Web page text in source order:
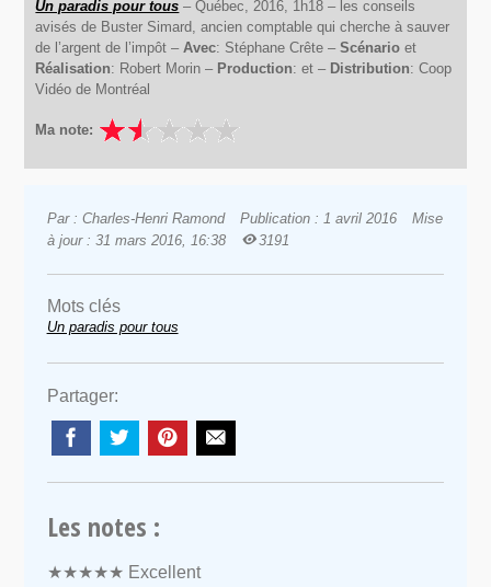
Un paradis pour tous – Québec, 2016, 1h18 – les conseils
avisés de Buster Simard, ancien comptable qui cherche à sauver
de l’argent de l’impôt –Avec: Stéphane Crête –Scénario et
Réalisation: Robert Morin – Production: et – Distribution: Coop
Vidéo de Montréal
Ma note:
Par : Charles-Henri Ramond Publication : 1 avril 2016
Mise
à jour : 31 mars 2016, 16:38
3191
Mots clés
Un paradis pour tous
Partager:
Les notes :
★★★★★ Excellent